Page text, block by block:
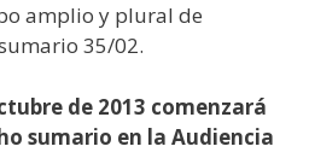
amplio y plural de
35/02.
de 2013 comenzará
sumario en la Audiencia